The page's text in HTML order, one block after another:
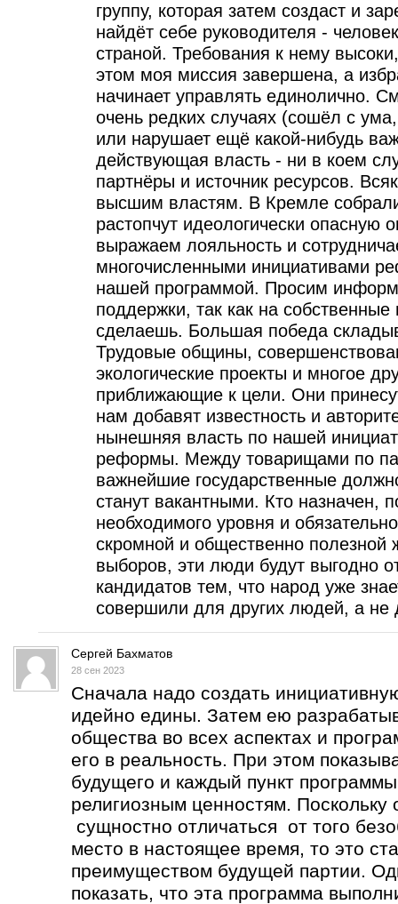
группу, которая затем создаст и
найдёт себе руководителя -
страной. Требования к нему
этом моя миссия завершена, а
начинает управлять единолично.
очень редких случаях (сошёл с
или нарушает ещё какой-нибудь
действующая власть - ни в коем
партнёры и источник ресурсов.
высшим властям. В Кремле
растопчут идеологически опасную
выражаем лояльность и
многочисленными инициативами
нашей программой. Просим
поддержки, так как на
сделаешь. Большая победа
Трудовые общины,
экологические проекты и многое
приближающие к цели. Они
нам добавят известность и
нынешняя власть по нашей
реформы. Между товарищами по
важнейшие государственные
станут вакантными. Кто назначен,
необходимого уровня и
скромной и общественно полезной
выборов, эти люди будут выгодно
кандидатов тем, что народ уже
совершили для других людей, а не
Сергей Бахматов
28 сен 2023
Сначала надо создать
идейно едины. Затем ею
общества во всех аспектах и
его в реальность. При этом
будущего и каждый пункт
религиозным ценностям. Поскольку
сущностно отличаться от того
место в настоящее время, то это
преимуществом будущей партии.
показать, что эта программа